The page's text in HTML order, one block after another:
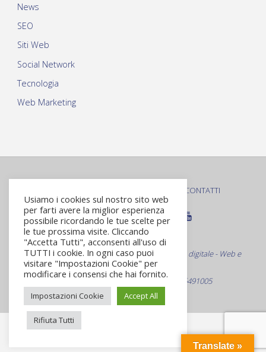
News
SEO
Siti Web
Social Network
Tecnologia
Web Marketing
CONTATTI
© Roma Virtuale S.r.L.
Web Agency Specializzata nella comunicazione digitale - Web e
non solo
Via Bevagna 21 - Roma C.F./P.Iva 09916491005
Usiamo i cookies sul nostro sito web
per farti avere la miglior esperienza
possibile ricordando le tue scelte per
le tue prossima visite. Cliccando
"Accetta Tutti", acconsenti all'uso di
TUTTI i cookie. In ogni caso puoi
visitare "Impostazioni Cookie" per
modificare i consensi che hai fornito.
Impostazioni Cookie Accept All
Rifiuta Tutti
Translate »